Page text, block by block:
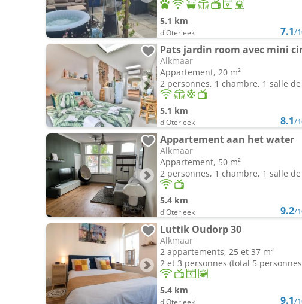
5.1 km
d'Oterleek 7.1/
Pats jardin room avec mini
Alkmaar
Appartement, 20 m²
2 personnes, 1 chambre, 1 salle
5.1 km
d'Oterleek 8.1/
Appartement aan het water
Alkmaar
Appartement, 50 m²
2 personnes, 1 chambre, 1 salle
5.4 km
d'Oterleek 9.2/
Luttik Oudorp 30
Alkmaar
2 appartements, 25 et 37 m²
2 et 3 personnes (total 5
5.4 km
d'Oterleek 9.1/